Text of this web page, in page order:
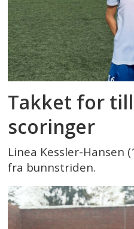
Takket for
scoringer
Linea Kessler-Hansen
fra bunnstriden.